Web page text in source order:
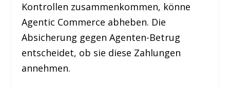
Kontrollen zusammenkommen, könne
Agentic Commerce abheben. Die
Absicherung gegen Agenten-Betrug
entscheidet, ob sie diese Zahlungen
annehmen.